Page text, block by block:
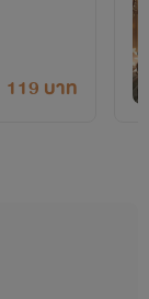
119 บาท